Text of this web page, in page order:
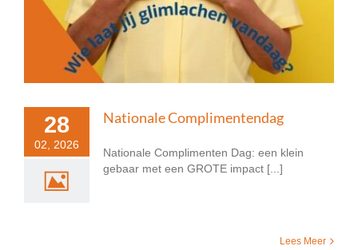
28
02, 2026
Nationale Complimentendag
Nationale Complimenten Dag: een klein
gebaar met een GROTE impact [...]
Lees Meer